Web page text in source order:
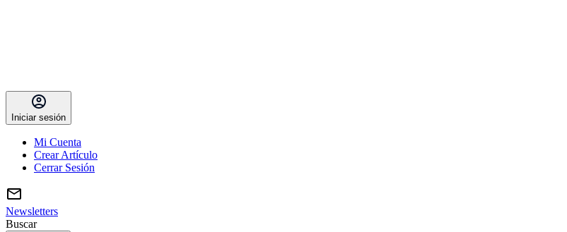
Iniciar sesión
Mi Cuenta
Crear Artículo
Cerrar Sesión
Newsletters
Buscar